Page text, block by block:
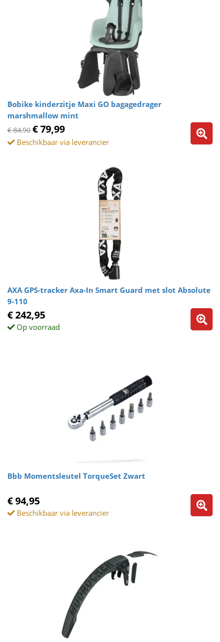
Bobike kinderzitje Maxi GO bagagedrager
marshmallow mint
€ 84,90 € 79,99
Beschikbaar via leverancier
AXA GPS-tracker Axa-In Smart Guard met slot Absolute
9-110
€ 242,95
Op voorraad
Bbb Momentsleutel TorqueSet Zwart
€ 94,95
Beschikbaar via leverancier